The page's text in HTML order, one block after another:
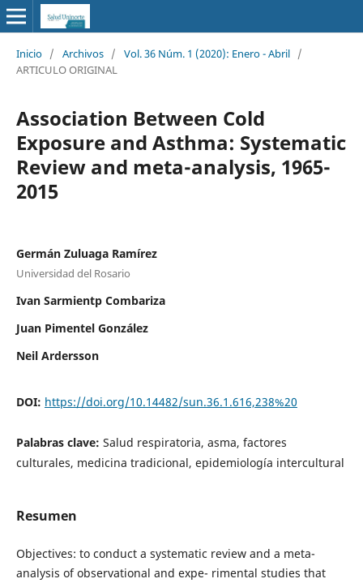
Inicio / Archivos / Vol. 36 Núm. 1 (2020): Enero - Abril /
ARTICULO ORIGINAL
Association Between Cold
Exposure and Asthma: Systematic
Review and meta-analysis, 1965-
2015
Germán Zuluaga Ramírez
Universidad del Rosario
Ivan Sarmientp Combariza
Juan Pimentel González
Neil Ardersson
DOI: https://doi.org/10.14482/sun.36.1.616,238%20
Palabras clave: Salud respiratoria, asma, factores
culturales, medicina tradicional, epidemiología intercultural
Resumen
Objectives: to conduct a systematic review and a meta-
analysis of observational and expe- rimental studies that